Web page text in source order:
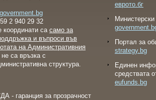
2 940 29 32
координати са само за
и въпроси във
на Административния
са връзка с
структура.
- гаранция за прозрачност
еврото.бг
Портал за
strategy.bg
Eдинен
средствата
eufunds.bg